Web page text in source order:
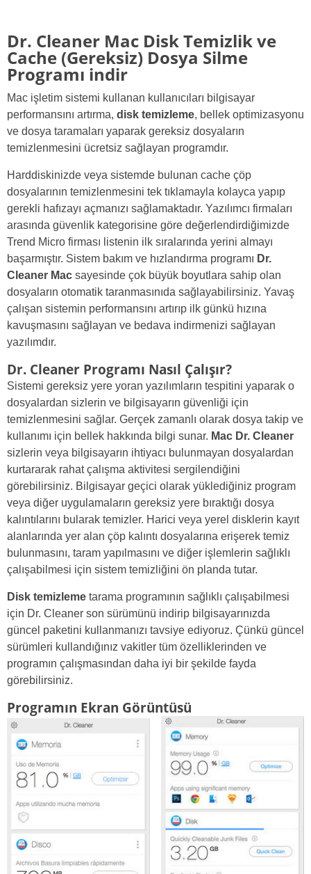
Dr. Cleaner Mac Disk Temizlik ve
Cache (Gereksiz) Dosya Silme
Programı indir
Mac işletim sistemi kullanan kullanıcıları bilgisayar
performansını artırma, disk temizleme, bellek optimizasyonu
ve dosya taramaları yaparak gereksiz dosyaların
temizlenmesini ücretsiz sağlayan programdır.
Harddiskinizde veya sistemde bulunan cache çöp
dosyalarının temizlenmesini tek tıklamayla kolayca yapıp
gerekli hafızayı açmanızı sağlamaktadır. Yazılımcı firmaları
arasında güvenlik kategorisine göre değerlendirdiğimizde
Trend Micro firması listenin ilk sıralarında yerini almayı
başarmıştır. Sistem bakım ve hızlandırma programı Dr.
Cleaner Mac sayesinde çok büyük boyutlara sahip olan
dosyaların otomatik taranmasınıda sağlayabilirsiniz. Yavaş
çalışan sistemin performansını artırıp ilk günkü hızına
kavuşmasını sağlayan ve bedava indirmenizi sağlayan
yazılımdır.
Dr. Cleaner Programı Nasıl Çalışır?
Sistemi gereksiz yere yoran yazılımların tespitini yaparak o
dosyalardan sizlerin ve bilgisayarın güvenliği için
temizlenmesini sağlar. Gerçek zamanlı olarak dosya takip ve
kullanımı için bellek hakkında bilgi sunar. Mac Dr. Cleaner
sizlerin veya bilgisayarın ihtiyacı bulunmayan dosyalardan
kurtararak rahat çalışma aktivitesi sergilendiğini
görebilirsiniz. Bilgisayar geçici olarak yüklediğiniz program
veya diğer uygulamaların gereksiz yere bıraktığı dosya
kalıntılarını bularak temizler. Harici veya yerel disklerin kayıt
alanlarında yer alan çöp kalıntı dosyalarına erişerek temiz
bulunmasını, taram yapılmasını ve diğer işlemlerin sağlıklı
çalışabilmesi için sistem temizliğini ön planda tutar.
Disk temizleme tarama programının sağlıklı çalışabilmesi
için Dr. Cleaner son sürümünü indirip bilgisayarınızda
güncel paketini kullanmanızı tavsiye ediyoruz. Çünkü güncel
sürümleri kullandığınız vakitler tüm özelliklerinden ve
programın çalışmasından daha iyi bir şekilde fayda
görebilirsiniz.
Programın Ekran Görüntüsü